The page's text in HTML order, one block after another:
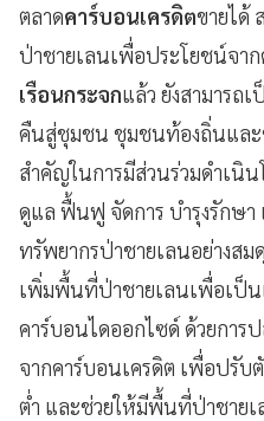
ตลาดคาร์บอนเครดิตขายได้
ป่าชายเลนเพื่อประโยชน์จา
เรือนกระจกแล้ว ยังสามารถ
คืนสู่ชุมชน ชุมชนท้องถิ่นและ
สำคัญในการมีส่วนร่วมดำเนิน
ดูแล ฟื้นฟู จัดการ บำรุงรักษา
ทรัพยากรป่าชายเลนอย่างสม
เพิ่มพื้นที่ป่าชายเลนเพื่อเป็
คาร์บอนไดออกไซด์ ด้วยการ
จากคาร์บอนเครดิต เพื่อปรับ
ต่ำ และช่วยให้มีพื้นที่ป่าชายเ